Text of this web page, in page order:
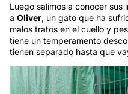
Luego salimos a conocer
a Oliver, un gato que ha
malos tratos en el cuello y
tiene un temperamento
tienen separado hasta que